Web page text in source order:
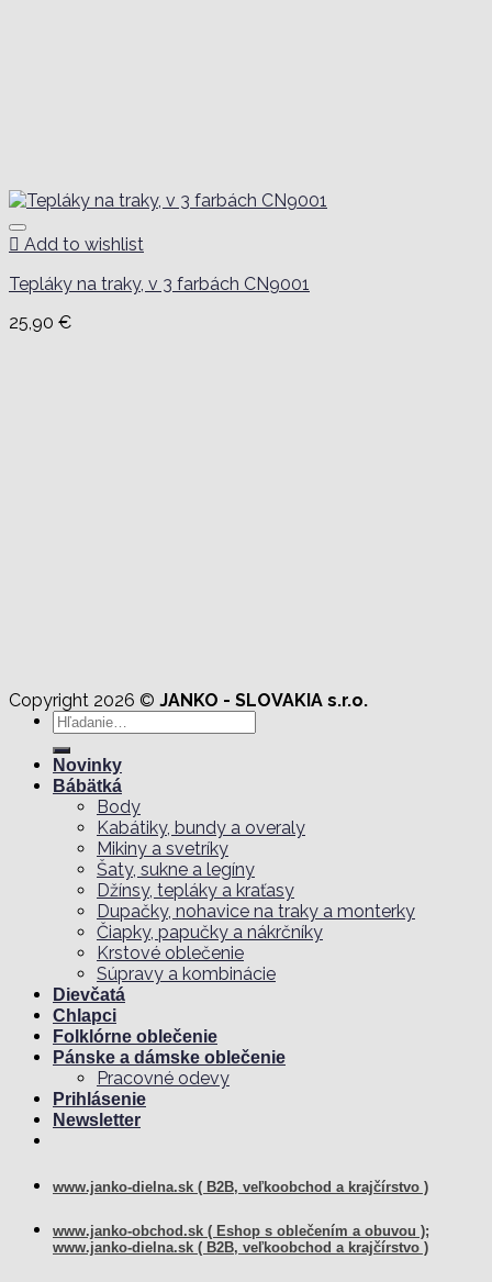
Add to wishlist
Tepláky na traky, v 3 farbách CN9001
25,90 €
Copyright 2026 © JANKO - SLOVAKIA s.r.o.
Hľadať:
Novinky
Bábätká
Body
Kabátiky, bundy a overaly
Mikiny a svetríky
Šaty, sukne a legíny
Džínsy, tepláky a kraťasy
Dupačky, nohavice na traky a monterky
Čiapky, papučky a nákrčníky
Krstové oblečenie
Súpravy a kombinácie
Dievčatá
Chlapci
Folklórne oblečenie
Pánske a dámske oblečenie
Pracovné odevy
Prihlásenie
Newsletter
www.janko-dielna.sk ( B2B, veľkoobchod a krajčírstvo )
www.janko-obchod.sk ( Eshop s oblečením a obuvou );
www.janko-dielna.sk ( B2B, veľkoobchod a krajčírstvo )